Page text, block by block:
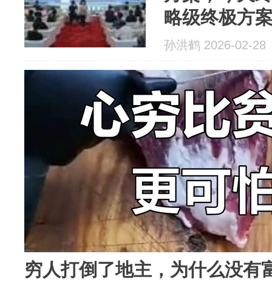
略级终极方
孙洪鹤 2026-02-28
穷人打倒了地主，为什么没有